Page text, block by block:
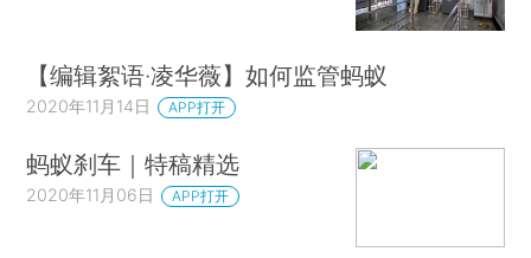
【编辑絮语·凌华薇】如何监管蚂蚁
2020年11月14日 APP打开
蚂蚁刹车｜特稿精选
2020年11月06日 APP打开